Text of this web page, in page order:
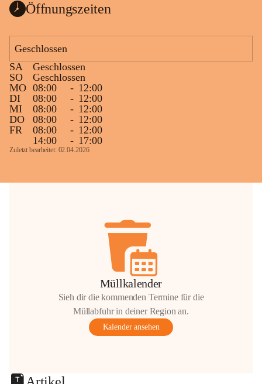
Öffnungszeiten
Geschlossen
SA
Geschlossen
SO
Geschlossen
MO 08:00 - 12:00
DI
08:00 - 12:00
MI
08:00 - 12:00
DO
08:00 - 12:00
FR
08:00 - 12:00
14:00
- 17:00
Zuletzt bearbeitet: 02.04.2026
Müllkalender
Sieh dir die kommenden Termine für die
Müllabfuhr in deiner Region an.
Kalender ansehen